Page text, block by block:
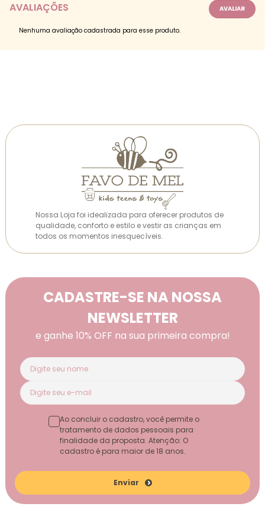
AVALIAÇÕES
Nenhuma avaliação cadastrada para esse produto.
Nossa Loja foi idealizada para oferecer produtos de
qualidade, conforto e estilo e vestir as crianças em
todos os momentos inesquecíveis.
CADASTRE-SE NA NOSSA
NEWSLETTER
e ganhe 10% OFF na sua primeira compra!
Enviar
Ao concluir o cadastro, você permite o
tratamento de dados pessoais para
finalidade da proposta. Atenção: O
cadastro é para maior de 18 anos.